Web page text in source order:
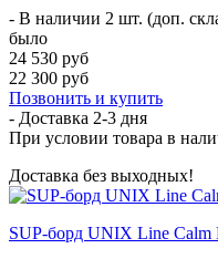
- В наличии 2 шт. (доп.
было
24 530 руб
22 300 руб
Позвонить и купить
- Доставка 2-3 дня
При условии товара в
Доставка без выходных!
SUP-борд UNIX Line Calm